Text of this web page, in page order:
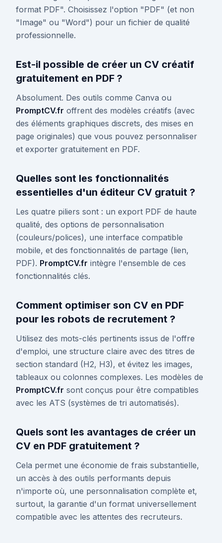
format PDF". Choisissez l'option "PDF" (et non
"Image" ou "Word") pour un fichier de qualité
professionnelle.
Est-il possible de créer un CV créatif
gratuitement en PDF ?
Absolument. Des outils comme Canva ou
PromptCV.fr offrent des modèles créatifs (avec
des éléments graphiques discrets, des mises en
page originales) que vous pouvez personnaliser
et exporter gratuitement en PDF.
Quelles sont les fonctionnalités
essentielles d'un éditeur CV gratuit ?
Les quatre piliers sont : un export PDF de haute
qualité, des options de personnalisation
(couleurs/polices), une interface compatible
mobile, et des fonctionnalités de partage (lien,
PDF). PromptCV.fr intègre l'ensemble de ces
fonctionnalités clés.
Comment optimiser son CV en PDF
pour les robots de recrutement ?
Utilisez des mots-clés pertinents issus de l'offre
d'emploi, une structure claire avec des titres de
section standard (H2, H3), et évitez les images,
tableaux ou colonnes complexes. Les modèles de
PromptCV.fr sont conçus pour être compatibles
avec les ATS (systèmes de tri automatisés).
Quels sont les avantages de créer un
CV en PDF gratuitement ?
Cela permet une économie de frais substantielle,
un accès à des outils performants depuis
n'importe où, une personnalisation complète et,
surtout, la garantie d'un format universellement
compatible avec les attentes des recruteurs.